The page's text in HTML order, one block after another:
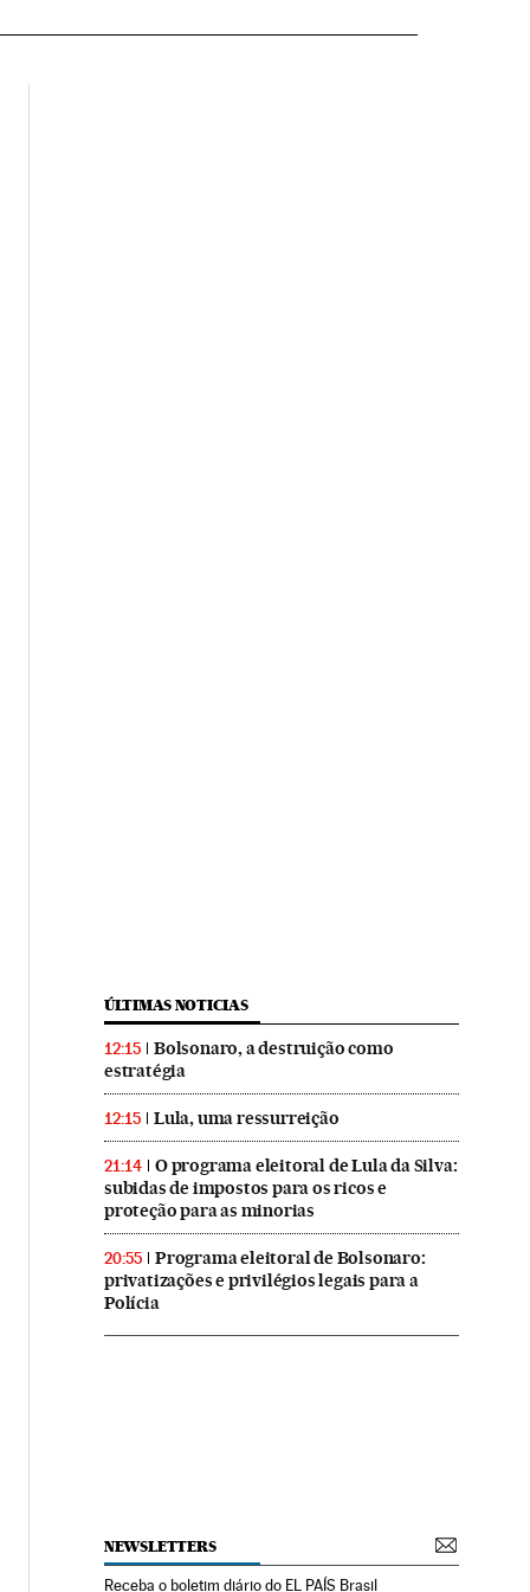
ÚLTIMAS NOTICIAS
12:15
Bolsonaro, a destruição como
estratégia
12:15 Lula, uma ressurreição
21:14
O programa eleitoral de Lula da Silva:
subidas de impostos para os ricos e
proteção para as minorias
20:55
Programa eleitoral de Bolsonaro:
privatizações e privilégios legais para a
Polícia
NEWSLETTERS
Receba o boletim diário do EL PAÍS Brasil